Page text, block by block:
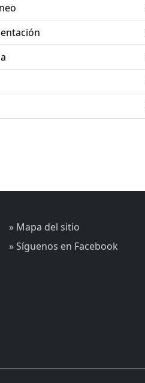
» Mapa del sitio
» Síguenos en Facebook